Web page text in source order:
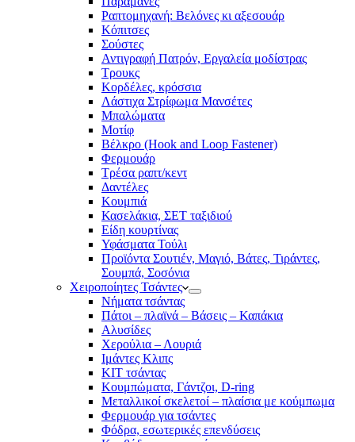
Ραπτομηχανή: Βελόνες κι αξεσουάρ
Κόπιτσες
Σούστες
Αντιγραφή Πατρόν, Εργαλεία μοδίστρας
Τρουκς
Κορδέλες, κρόσσια
Λάστιχα Στρίφωμα Μανσέτες
Μπαλώματα
Mοτίφ
Βέλκρο (Hook and Loop Fastener)
Φερμουάρ
Τρέσα ραπτ/κεντ
Δαντέλες
Κουμπιά
Κασελάκια, ΣΕΤ ταξιδιού
Είδη κουρτίνας
Υφάσματα Τούλι
Προϊόντα Σουτιέν, Μαγιό, Βάτες, Τιράντες,
Σουμπά, Σοσόνια
Χειροποίητες Τσάντες
Νήματα τσάντας
Πάτοι – πλαϊνά – Βάσεις – Καπάκια
Αλυσίδες
Χερούλια – Λουριά
Ιμάντες Κλιπς
ΚΙΤ τσάντας
Κουμπώματα, Γάντζοι, D-ring
Μεταλλικοί σκελετοί – πλαίσια με κούμπωμα
Φερμουάρ για τσάντες
Φόδρα, εσωτερικές επενδύσεις